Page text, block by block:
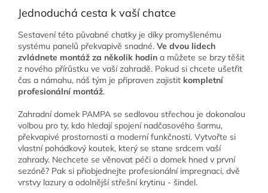
Jednoduchá cesta k vaší chatce
Sestavení této půvabné chatky je díky promyšlenému
systému panelů překvapivě snadné. Ve dvou lidech
zvládnete montáž za několik hodin a můžete se brzy těšit
z nového přírůstku ve vaší zahradě. Pokud si chcete ušetřit
čas a námahu, náš tým je připraven zajistit kompletní
profesionální montáž.
Zahradní domek PAMPA se sedlovou střechou je dokonalou
volbou pro ty, kdo hledají spojení nadčasového šarmu,
překvapivé prostornosti a moderní funkčnosti. Vytvořte si
vlastní pohádkový koutek, který se stane srdcem vaší
zahrady. Nechcete se věnovat péči o domek hned v první
sezóně? Pak si přiobjednejte profesionální impregnaci, dvě
vrstvy lazury a odolnější střešní krytinu - šindel.